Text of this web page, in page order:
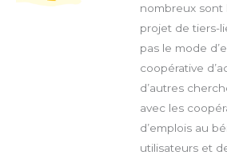
nombreux sont
projet de tiers-
pas le mode
coopérative
d’autres
avec les
d’emplois au
utilisateurs et